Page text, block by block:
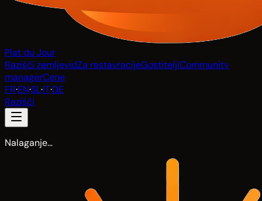
Plat du Jour
Razišči zemljevidZa restavracijeGostiteljiCommunity
managerCene
FR·EN·SL·IT·DE
Razišči
Nalaganje…